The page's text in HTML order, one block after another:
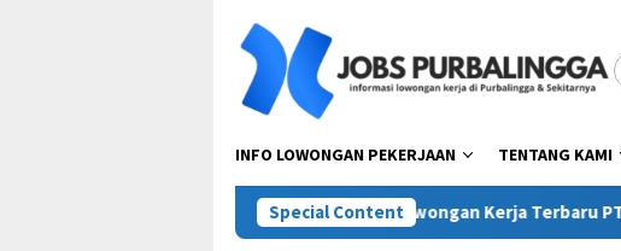
content
INFO LOWONGAN PEKERJAAN TENTANG KAMI
Special Content
Lowongan Kerja Terbaru PT Tirta